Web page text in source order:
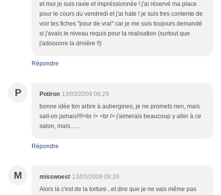
et moi je suis ravie et impréssionnée ! j'ai réservé ma place
pour le cours du vendredi et j'ai hate ! je suis tres contente de
voir tes fiches "pour de vrai" car je me suis toujours demandé
si j'avais le niveau requis pour la realisation (surtout que
j'adoooore la drnière !!)
Répondre
P Potiron 13/03/2009 08:29
bonne idée ton arbre à aubergines, je ne promets rien, mais
sait-on jamais!!!!<br /> <br /> j'aimerais beaucoup y aller à ce
salon, mais......
Répondre
M misswoest 13/03/2009 08:26
Alors là c'est de la torture...et dire que je ne vais même pas